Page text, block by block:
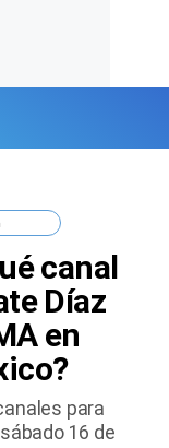
canal
Díaz
en
para
16 de